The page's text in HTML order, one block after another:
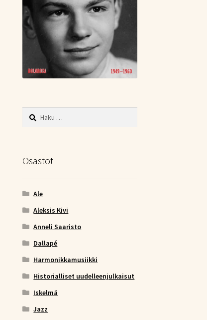
Haku:
Osastot
Ale
Aleksis Kivi
Anneli Saaristo
Dallapé
Harmonikkamusiikki
Historialliset uudelleenjulkaisut
Iskelmä
Jazz